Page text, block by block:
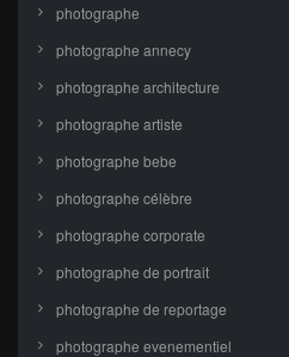
photographe
photographe annecy
photographe architecture
photographe artiste
photographe bebe
photographe célèbre
photographe corporate
photographe de portrait
photographe de reportage
photographe evenementiel